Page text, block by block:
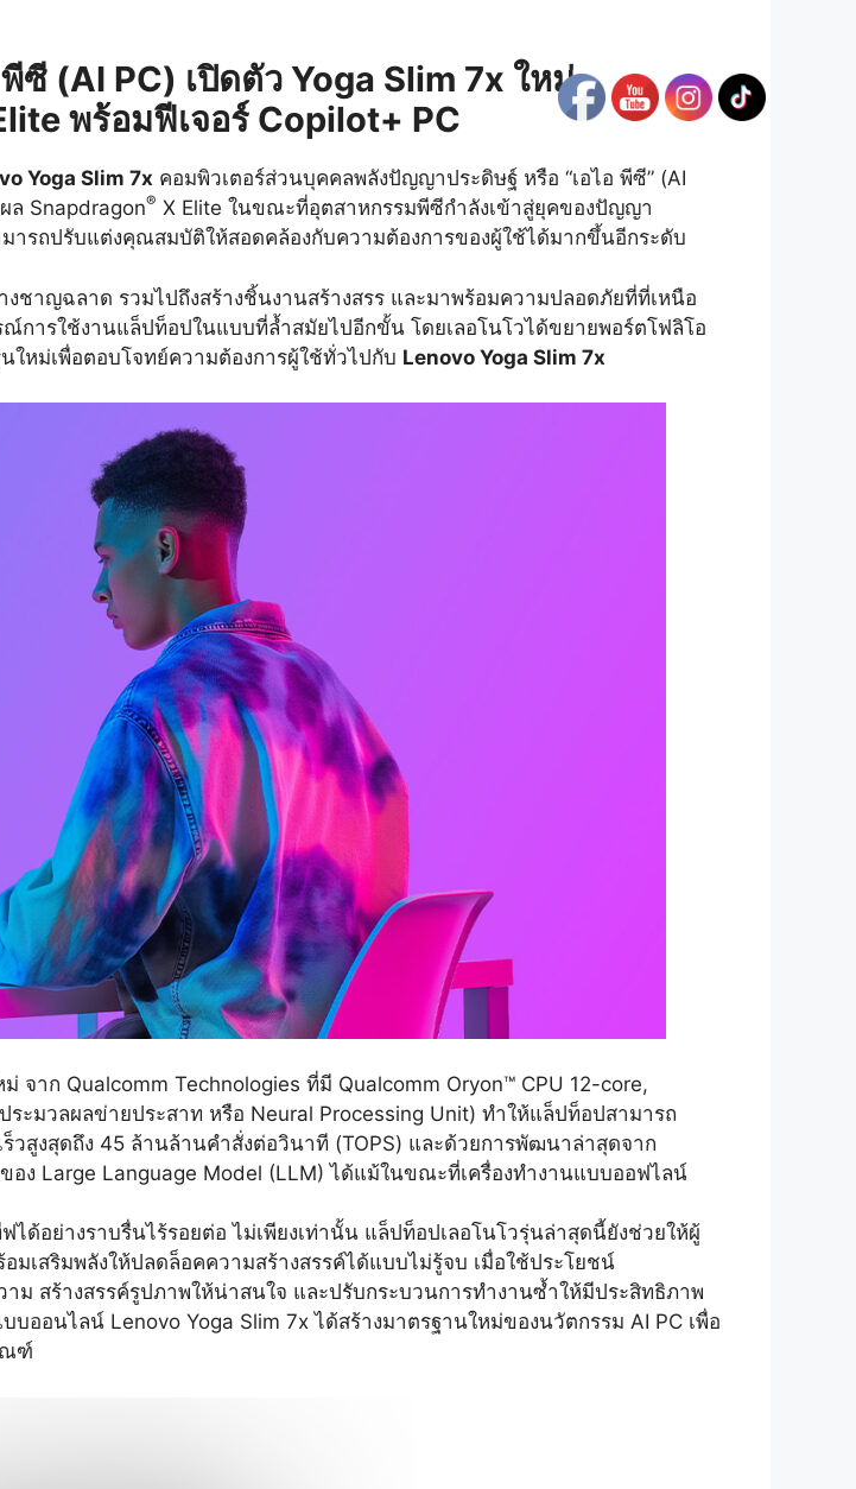
ซี (AI PC) เปิดตัว Yoga Slim 7x ใหม่
พร้อมฟีเจอร์ Copilot+ PC
Yoga Slim 7x คอมพิวเตอร์ส่วนบุคคลพลังปัญญาประดิษฐ์ หรือ “เอไอ พีซี” (AI
ล Snapdragon® X Elite ในขณะที่อุตสาหกรรมพีซีกำลังเข้าสู่ยุคของปัญญา
ารถปรับแต่งคุณสมบัติให้สอดคล้องกับความต้องการของผู้ใช้ได้มากขึ้นอีกระดับ
ชาญฉลาด รวมไปถึงสร้างชิ้นงานสร้างสรร และมาพร้อมความปลอดภัยที่ที่เหนือ
การใช้งานแล็ปท็อปในแบบที่ล้ำสมัยไปอีกขั้น โดยเลอโนโวได้ขยายพอร์ตโฟลิโอ
หม่เพื่อตอบโจทย์ความต้องการผู้ใช้ทั่วไปกับ Lenovo Yoga Slim 7x
ม่ จาก Qualcomm Technologies ที่มี Qualcomm Oryon™ CPU 12-core,
ะมวลผลข่ายประสาท หรือ Neural Processing Unit) ทำให้แล็ปท็อปสามารถ
วสูงสุดถึง 45 ล้านล้านคำสั่งต่อวินาที (TOPS) และด้วยการพัฒนาล่าสุดจาก
ง Large Language Model (LLM) ได้แม้ในขณะที่เครื่องทำงานแบบออฟไลน์
ด้อย่างราบรื่นไร้รอยต่อ ไม่เพียงเท่านั้น แล็ปท็อปเลอโนโวรุ่นล่าสุดนี้ยังช่วยให้ผู้
เสริมพลังให้ปลดล็อคความสร้างสรรค์ได้แบบไม่รู้จบ เมื่อใช้ประโยชน์
ม สร้างสรรค์รูปภาพให้น่าสนใจ และปรับกระบวนการทำงานซ้ำให้มีประสิทธิภาพ
ออนไลน์ Lenovo Yoga Slim 7x ได้สร้างมาตรฐานใหม่ของนวัตกรรม AI PC เพื่อ
ณฑ์